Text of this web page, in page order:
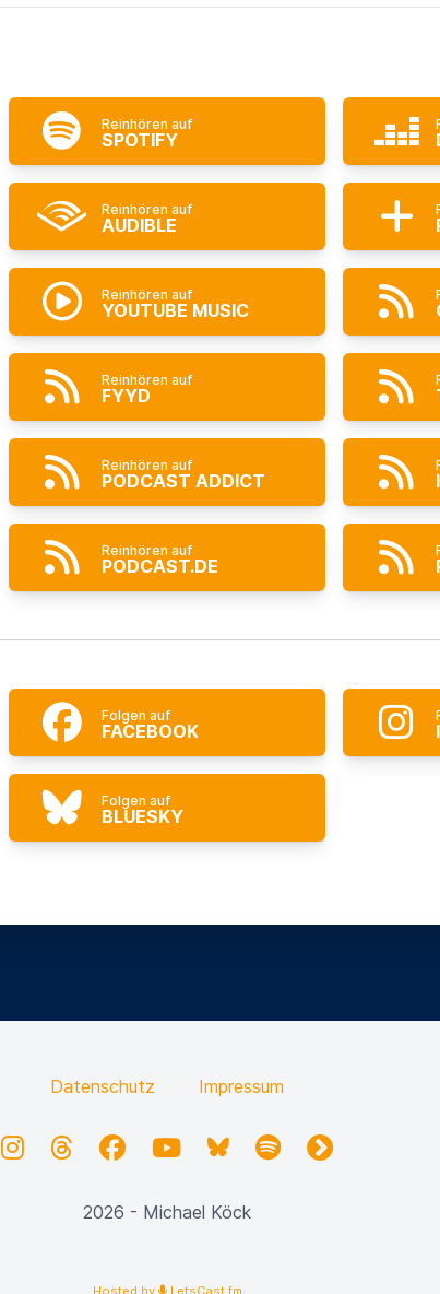
Reinhören auf
SPOTIFY
Reinhören auf
AUDIBLE
Reinhören auf
YOUTUBE MUSIC
Reinhören auf
FYYD
Reinhören auf
PODCAST ADDICT
Reinhören auf
PODCAST.DE
Folgen auf
FACEBOOK
Folgen auf
BLUESKY
Datenschutz Impressum
InstagramThreadsFacebookYouTubeBlueskySpotifyfyyd
2026 - Michael Köck
Hosted by LetsCast.fm